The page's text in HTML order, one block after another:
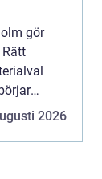
gör
2026